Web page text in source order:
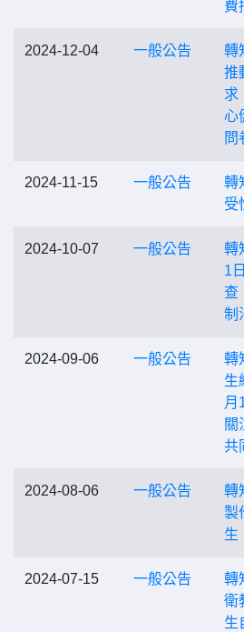
費
2024-12-04 一般公告
轉
推
求
心
問
2024-11-15 一般公告
轉
受
2024-10-07 一般公告
轉
1
查
制
2024-09-06 一般公告
轉
生
月
關
共
2024-08-06 一般公告
轉
製
生
2024-07-15 一般公告
轉
衛
生